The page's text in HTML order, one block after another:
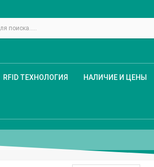
RFID ТЕХНОЛОГИЯ НАЛИЧИЕ И ЦЕНЫ